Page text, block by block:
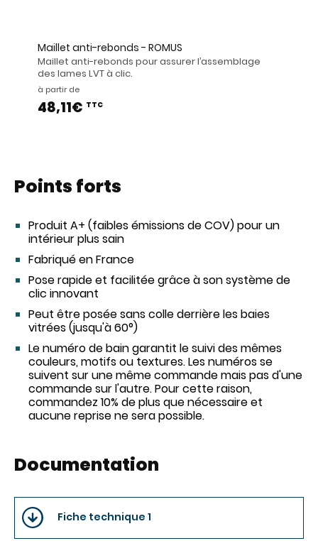
Maillet anti-rebonds - ROMUS
Maillet anti-rebonds pour assurer l’assemblage
des lames LVT à clic.
à partir de
48,11€ TTC
Points forts
Produit A+ (faibles émissions de COV) pour un
intérieur plus sain
Fabriqué en France
Pose rapide et facilitée grâce à son système de
clic innovant
Peut être posée sans colle derrière les baies
vitrées (jusqu'à 60°)
Le numéro de bain garantit le suivi des mêmes
couleurs, motifs ou textures. Les numéros se
suivent sur une même commande mais pas d'une
commande sur l'autre. Pour cette raison,
commandez 10% de plus que nécessaire et
aucune reprise ne sera possible.
Documentation
Fiche technique 1